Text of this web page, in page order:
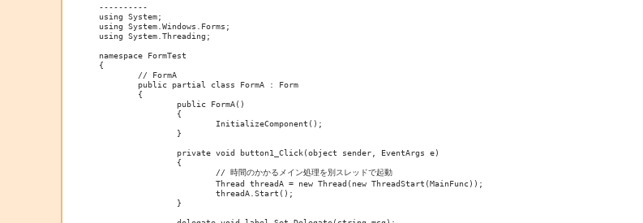
----------
using System;
using System.Windows.Forms;
using System.Threading;
namespace FormTest
{